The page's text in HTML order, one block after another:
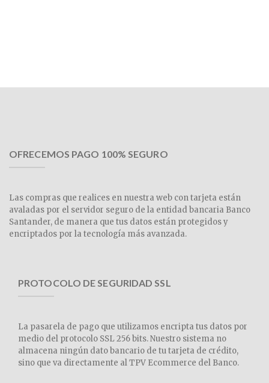
OFRECEMOS PAGO 100% SEGURO
Las compras que realices en nuestra web con tarjeta están
avaladas por el servidor seguro de la entidad bancaria Banco
Santander, de manera que tus datos están protegidos y
encriptados por la tecnología más avanzada.
PROTOCOLO DE SEGURIDAD SSL
La pasarela de pago que utilizamos encripta tus datos por
medio del protocolo SSL 256 bits. Nuestro sistema no
almacena ningún dato bancario de tu tarjeta de crédito,
sino que va directamente al TPV Ecommerce del Banco.